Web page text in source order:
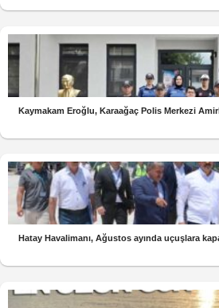
Kaymakam Eroğlu, Karaağaç Polis Merkezi
Hatay Havalimanı, Ağustos ayında uçuşlara